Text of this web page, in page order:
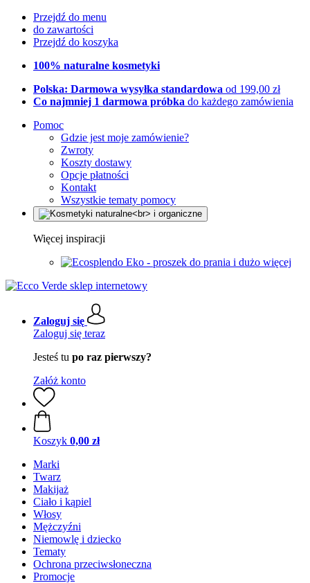
Przejdź do menu
do zawartości
Przejdź do koszyka
100% naturalne kosmetyki
Polska: Darmowa wysyłka standardowa od 199,00 zł
Co najmniej 1 darmowa próbka do każdego zamówienia
Pomoc
Gdzie jest moje zamówienie?
Zwroty
Koszty dostawy
Opcje płatności
Kontakt
Wszystkie tematy pomocy
Więcej inspiracji
Eko - proszek do prania i dużo więcej
Zaloguj się
Zaloguj się teraz
Jesteś tu po raz pierwszy?
Załóż konto
Koszyk 0,00 zł
Marki
Twarz
Makijaż
Ciało i kąpiel
Włosy
Mężczyźni
Niemowlę i dziecko
Tematy
Ochrona przeciwsłoneczna
Promocje